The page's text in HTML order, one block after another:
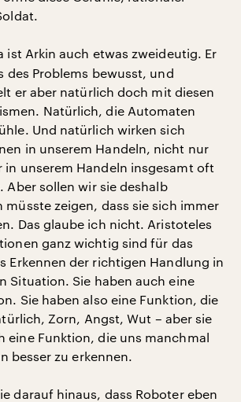
ist Arkin auch etwas zweideutig. Er
des Problems bewusst, und
er aber natürlich doch mit diesen
Natürlich, die Automaten
Und natürlich wirken sich
in unserem Handeln, nicht nur
in unserem Handeln insgesamt oft
Aber sollen wir sie deshalb
müsste zeigen, dass sie sich immer
Das glaube ich nicht. Aristoteles
ganz wichtig sind für das
Erkennen der richtigen Handlung in
Situation. Sie haben auch eine
Sie haben also eine Funktion, die
Zorn, Angst, Wut – aber sie
eine Funktion, die uns manchmal
besser zu erkennen.
darauf hinaus, dass Roboter eben